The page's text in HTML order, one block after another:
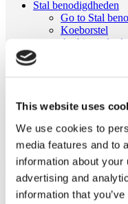
This website uses
We use cookies to
media features and to
information about
advertising and
information that
Stal benodigdheden
Go to Stal
Koeborstel
Ambic
Home
Geiten onderdelen
Tepelvoering beker
Ga naar het einde van de